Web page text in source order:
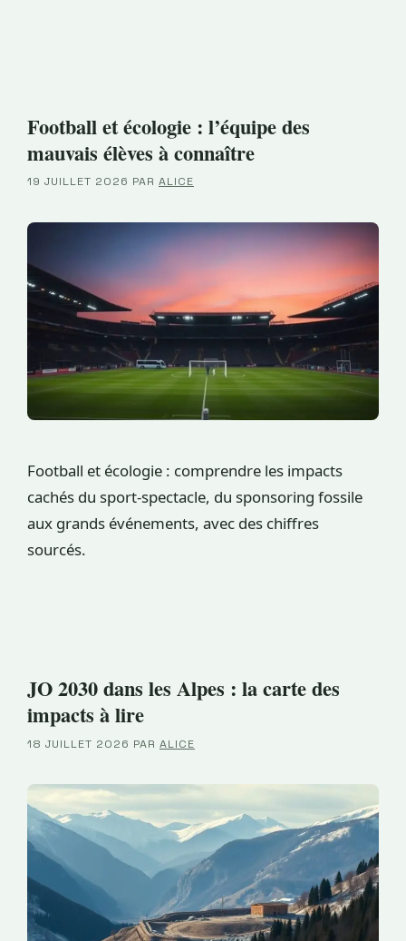
Football et écologie : l’équipe des
mauvais élèves à connaître
19 JUILLET 2026 PAR ALICE
Football et écologie : comprendre les impacts
cachés du sport-spectacle, du sponsoring fossile
aux grands événements, avec des chiffres
sourcés.
JO 2030 dans les Alpes : la carte des
impacts à lire
18 JUILLET 2026 PAR ALICE